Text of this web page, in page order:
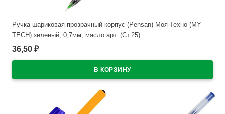
Ручка шариковая прозрачный корпус (Pensan) Моя-Техно (MY-
TECH) зеленый, 0,7мм, масло арт. (Ст.25)
В наличии
36,50 ₽